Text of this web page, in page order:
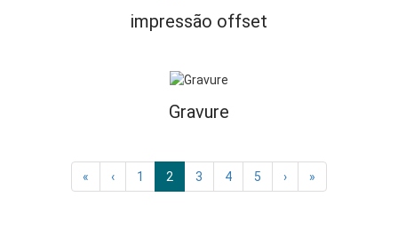
impressão offset
Gravure
« ‹ 1 2 3 4 5 › »